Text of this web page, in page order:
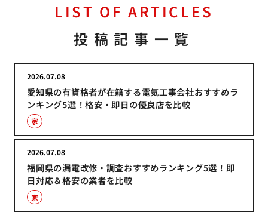
LIST OF ARTICLES
投稿記事一覧
愛知県の有資格者が在籍する電気工事会社おすすめラ
ンキング5選！格安・即日の優良店を比較
2026.07.08
家
福岡県の漏電改修・調査おすすめランキング5選！即
日対応＆格安の業者を比較
2026.07.08
家